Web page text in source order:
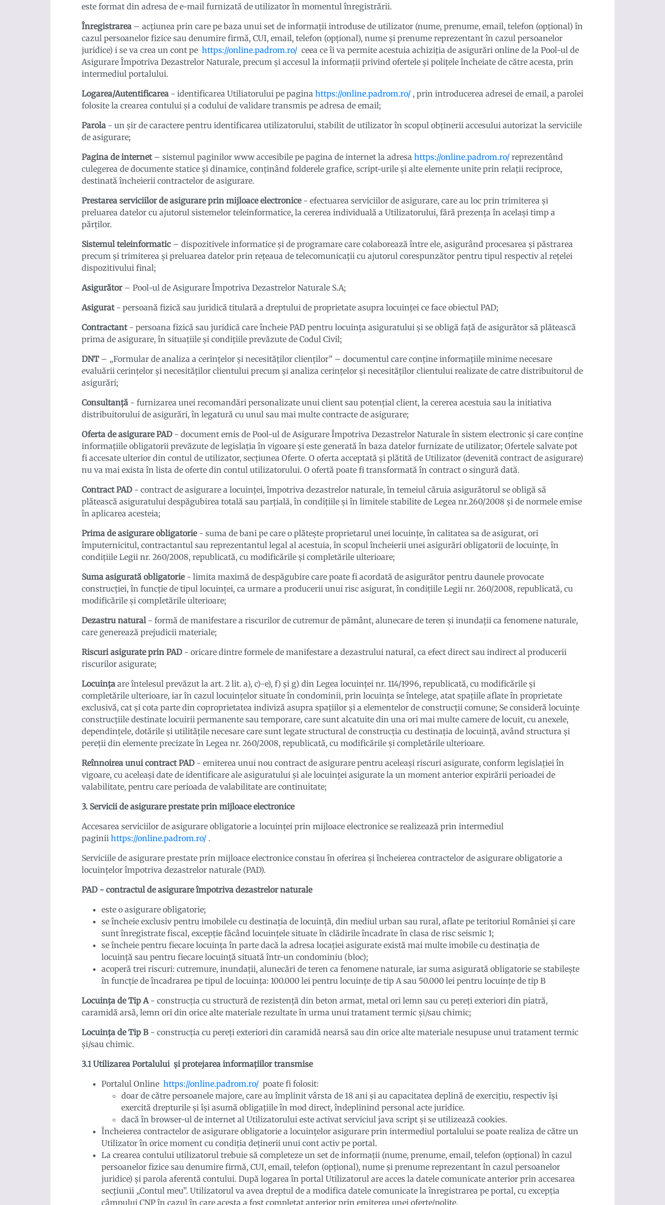
este format din adresa de e-mail furnizată de utilizator în momentul înregistrării.
Înregistrarea – acțiunea prin care pe baza unui set de informații introduse de utilizator (nume, prenume, email, telefon (opțional) în
cazul persoanelor fizice sau denumire firmă, CUI, email, telefon (opțional), nume și prenume reprezentant în cazul persoanelor
juridice) i se va crea un cont pe https://online.padrom.ro/ ceea ce îi va permite acestuia achiziția de asigurări online de la Pool-ul de
Asigurare Împotriva Dezastrelor Naturale, precum și accesul la informații privind ofertele și polițele încheiate de către acesta, prin
intermediul portalului.
Logarea/Autentificarea - identificarea Utiliatorului pe pagina https://online.padrom.ro/ , prin introducerea adresei de email, a parolei
folosite la crearea contului și a codului de validare transmis pe adresa de email;
Parola - un șir de caractere pentru identificarea utilizatorului, stabilit de utilizator în scopul obținerii accesului autorizat la serviciile
de asigurare;
Pagina de internet – sistemul paginilor www accesibile pe pagina de internet la adresa https://online.padrom.ro/ reprezentând
culegerea de documente statice și dinamice, conţinând folderele grafice, script-urile și alte elemente unite prin relaţii reciproce,
destinată încheierii contractelor de asigurare.
Prestarea serviciilor de asigurare prin mijloace electronice- efectuarea serviciilor de asigurare, care au loc prin trimiterea și
preluarea datelor cu ajutorul sistemelor teleinformatice, la cererea individuală a Utilizatorului, fără prezenţa în acelaşi timp a
părţilor.
Sistemul teleinformatic – dispozitivele informatice și de programare care colaborează între ele, asigurând procesarea şi păstrarea
precum și trimiterea şi preluarea datelor prin reţeaua de telecomunicaţii cu ajutorul corespunzător pentru tipul respectiv al reţelei
dispozitivului final;
Asigurător – Pool-ul de Asigurare Împotriva Dezastrelor Naturale S.A;
Asigurat - persoană fizică sau juridică titulară a dreptului de proprietate asupra locuinței ce face obiectul PAD;
Contractant - persoana fizică sau juridică care încheie PAD pentru locuința asiguratului și se obligă față de asigurător să plătească
prima de asigurare, în situațiile și condițiile prevăzute de Codul Civil;
DNT – „Formular de analiza a cerințelor și necesităților clienților” – documentul care conține informațiile minime necesare
evaluării cerințelor și necesităților clientului precum și analiza cerințelor și necesităților clientului realizate de catre distribuitorul de
asigurări;
Consultanță - furnizarea unei recomandări personalizate unui client sau potențial client, la cererea acestuia sau la initiativa
distribuitorului de asigurări, în legatură cu unul sau mai multe contracte de asigurare;
Oferta de asigurare PAD - document emis de Pool-ul de Asigurare Împotriva Dezastrelor Naturale în sistem electronic și care conține
informațiile obligatorii prevăzute de legislația în vigoare și este generată în baza datelor furnizate de utilizator; Ofertele salvate pot
fi accesate ulterior din contul de utilizator, secțiunea Oferte. O oferta acceptată și plătită de Utilizator (devenită contract de asigurare)
nu va mai exista în lista de oferte din contul utilizatorului. O ofertă poate fi transformată în contract o singură dată.
Contract PAD - contract de asigurare a locuinței, împotriva dezastrelor naturale, în temeiul căruia asigurătorul se obligă să
plătească asiguratului despăgubirea totală sau parţială, în condiţiile şi în limitele stabilite de Legea nr.260/2008 şi de normele emise
în aplicarea acesteia;
Prima de asigurare obligatorie- suma de bani pe care o plătește proprietarul unei locuințe, în calitatea sa de asigurat, ori
împuternicitul, contractantul sau reprezentantul legal al acestuia, în scopul încheierii unei asigurări obligatorii de locuințe, în
condițiile Legii nr. 260/2008, republicată, cu modificările și completările ulterioare;
Suma asigurată obligatorie- limita maximă de despăgubire care poate fi acordată de asigurător pentru daunele provocate
construcției, în funcție de tipul locuinței, ca urmare a producerii unui risc asigurat, în condițiile Legii nr. 260/2008, republicată, cu
modificările și completările ulterioare;
Dezastru natural - formă de manifestare a riscurilor de cutremur de pământ, alunecare de teren şi inundaţii ca fenomene naturale,
care generează prejudicii materiale;
Riscuri asigurate prin PAD - oricare dintre formele de manifestare a dezastrului natural, ca efect direct sau indirect al producerii
riscurilor asigurate;
Locuința are întelesul prevăzut la art. 2 lit. a), c)-e), f) și g) din Legea locuinței nr. 114/1996, republicată, cu modificările și
completările ulterioare, iar în cazul locuințelor situate în condominii, prin locuința se întelege, atat spațiile aflate în proprietate
exclusivă, cat și cota parte din coproprietatea indiviză asupra spațiilor și a elementelor de construcții comune; Se consideră locuințe
construcțiile destinate locuirii permanente sau temporare, care sunt alcatuite din una ori mai multe camere de locuit, cu anexele,
dependințele, dotările și utilitățile necesare care sunt legate structural de construcția cu destinația de locuință, având structura și
pereții din elemente precizate în Legea nr. 260/2008, republicată, cu modificările și completările ulterioare.
Reînnoirea unui contract PAD - emiterea unui nou contract de asigurare pentru aceleaşi riscuri asigurate, conform legislaţiei în
vigoare, cu aceleaşi date de identificare ale asiguratului şi ale locuinţei asigurate la un moment anterior expirării perioadei de
valabilitate, pentru care perioada de valabilitate are continuitate;
3. Servicii de asigurare prestate prin mijloace electronice
Accesarea serviciilor de asigurare obligatorie a locuinței prin mijloace electronice se realizează prin intermediul
paginii https://online.padrom.ro/ .
Serviciile de asigurare prestate prin mijloace electronice constau în oferirea și încheierea contractelor de asigurare obligatorie a
locuințelor împotriva dezastrelor naturale (PAD).
PAD - contractul de asigurare împotriva dezastrelor naturale
este o asigurare obligatorie;
se încheie exclusiv pentru imobilele cu destinația de locuință, din mediul urban sau rural, aflate pe teritoriul României și care
sunt înregistrate fiscal, excepție făcând locuințele situate în clădirile încadrate în clasa de risc seismic 1;
se încheie pentru fiecare locuința în parte dacă la adresa locației asigurate există mai multe imobile cu destinația de
locuință sau pentru fiecare locuință situată într-un condominiu (bloc);
acoperă trei riscuri: cutremure, inundații, alunecări de teren ca fenomene naturale, iar suma asigurată obligatorie se stabilește
în funcție de încadrarea pe tipul de locuința: 100.000 lei pentru locuințe de tip A sau 50.000 lei pentru locuințe de tip B
Locuința de Tip A- construcția cu structură de rezistență din beton armat, metal ori lemn sau cu pereți exteriori din piatră,
caramidă arsă, lemn ori din orice alte materiale rezultate în urma unui tratament termic și/sau chimic;
Locuința de Tip B - construcția cu pereți exteriori din caramidă nearsă sau din orice alte materiale nesupuse unui tratament termic
și/sau chimic.
3.1 Utilizarea Portalului şi protejarea informaţiilor transmise
Portalul Online https://online.padrom.ro/ poate fi folosit:
doar de către persoanele majore, care au împlinit vârsta de 18 ani și au capacitatea deplină de exercițiu, respectiv își
exercită drepturile și își asumă obligațiile în mod direct, îndeplinind personal acte juridice.
dacă în browser-ul de internet al Utilizatorului este activat serviciul java script și se utilizează cookies.
Încheierea contractelor de asigurare obligatorie a locuințelor asigurare prin intermediul portalului se poate realiza de către un
Utilizator în orice moment cu condiția deținerii unui cont activ pe portal.
La crearea contului utilizatorul trebuie să completeze un set de informații (nume, prenume, email, telefon (opțional) în cazul
persoanelor fizice sau denumire firmă, CUI, email, telefon (opțional), nume și prenume reprezentant în cazul persoanelor
juridice) și parola aferentă contului. După logarea în portal Utilizatorul are acces la datele comunicate anterior prin accesarea
secțiunii „Contul meu”. Utilizatorul va avea dreptul de a modifica datele comunicate la înregistrarea pe portal, cu excepția
câmpului CNP în cazul în care acesta a fost completat anterior prin emiterea unei oferte/polițe.